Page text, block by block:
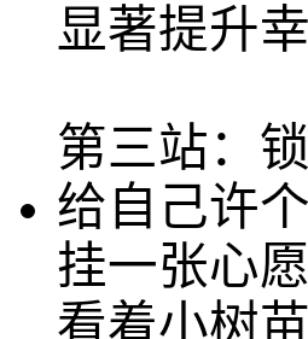
显著提升
第三站：
给自己许
挂一张心
看着小树